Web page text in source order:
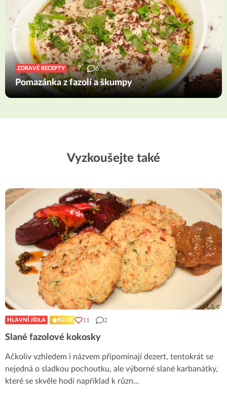
ZDRAVÉ RECEPTY 7 6
Pomazánka z fazolí a škumpy
Vyzkoušejte také
HLAVNÍ JÍDLA KLUB 11 2
Slané fazolové kokosky
Ačkoliv vzhledem i názvem připomínají dezert, tentokrát se
nejedná o sladkou pochoutku, ale výborné slané karbanátky,
které se skvěle hodí například k různ...